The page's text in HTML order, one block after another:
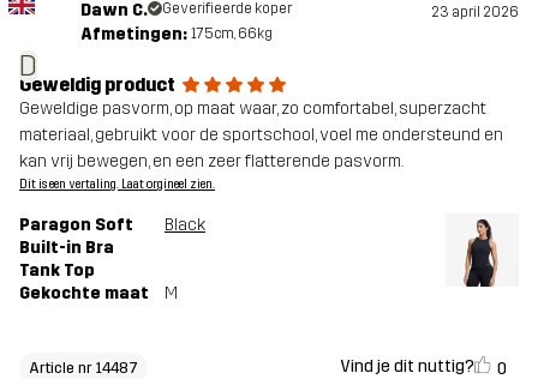
D
Dawn C. Geverifieerde koper 23 april 2026
Afmetingen: 175cm, 66kg
Geweldig product
Geweldige pasvorm, op maat waar, zo comfortabel, superzacht
materiaal, gebruikt voor de sportschool, voel me ondersteund en
kan vrij bewegen, en een zeer flatterende pasvorm.
Dit is een vertaling. Laat orgineel zien.
Paragon Soft
Built-in Bra
Tank Top
Black
Gekochte maat M
Article nr 14487 Vind je dit nuttig? 0